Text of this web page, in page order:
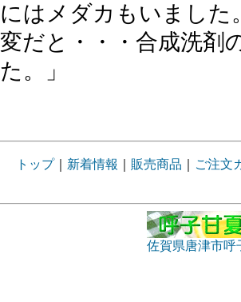
にはメダカもいました
変だと・・・合成洗剤
た。」
トップ｜ 新着情報 販売商品 ご注文
佐賀県唐津市呼